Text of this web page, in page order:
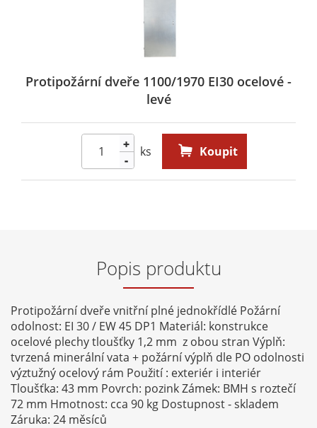
Protipožární dveře 1100/1970 EI30 ocelové -
levé
-
+ ks Koupit
Popis produktu
Protipožární dveře vnitřní plné jednokřídlé Požární
odolnost: EI 30 / EW 45 DP1 Materiál: konstrukce
ocelové plechy tloušťky 1,2 mm z obou stran Výplň:
tvrzená minerální vata + požární výplň dle PO odolnosti
výztužný ocelový rám Použití : exteriér i interiér
Tloušťka: 43 mm Povrch: pozink Zámek: BMH s roztečí
72 mm Hmotnost: cca 90 kg Dostupnost - skladem
Záruka: 24 měsíců